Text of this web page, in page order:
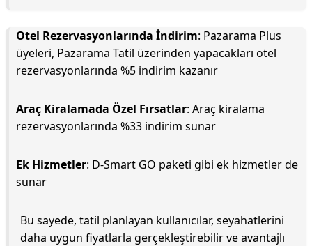
Otel Rezervasyonlarında İndirim: Pazarama Plus
üyeleri, Pazarama Tatil üzerinden yapacakları otel
rezervasyonlarında %5 indirim kazanır
Araç Kiralamada Özel Fırsatlar: Araç kiralama
rezervasyonlarında %33 indirim sunar
Ek Hizmetler: D-Smart GO paketi gibi ek hizmetler de
sunar
Bu sayede, tatil planlayan kullanıcılar, seyahatlerini
daha uygun fiyatlarla gerçekleştirebilir ve avantajlı